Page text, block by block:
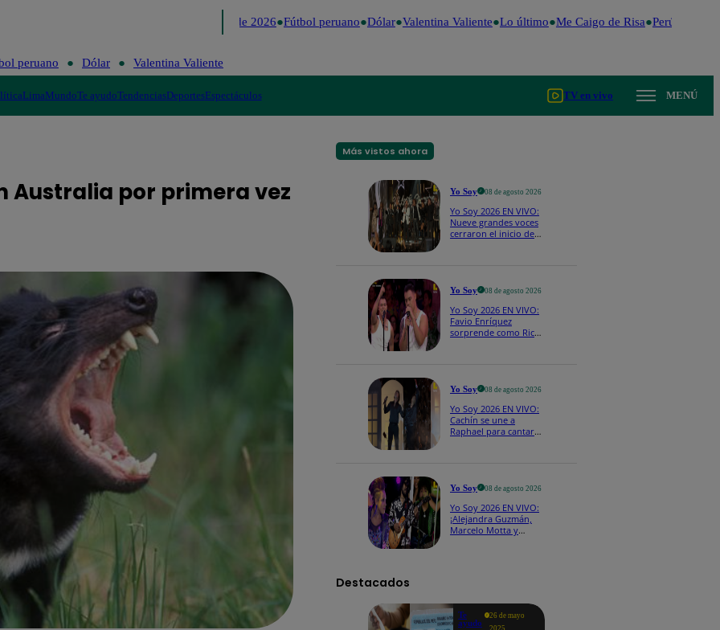
Perú Decide 2026 Fútbol peruano Dólar Valentina Valiente Lo último Me Caigo de Risa Perú Decide
peruano Dólar Valentina Valiente
LimaMundoTe ayudoTendenciasDeportesEspectáculos TV en vivo MENÚ
Australia por primera vez
Más vistos ahora
Yo Soy 08 de agosto 2026
Yo Soy 2026 EN VIVO:
Nueve grandes voces
cerraron el inicio de
Yo Soy 08 de agosto 2026
Yo Soy 2026 EN VIVO:
Favio Enríquez
sorprende como Ricky
Yo Soy 08 de agosto 2026
Yo Soy 2026 EN VIVO:
Cachín se une a
Raphael para cantar
Yo Soy 08 de agosto 2026
Yo Soy 2026 EN VIVO:
¡Alejandra Guzmán,
Marcelo Motta y
Destacados
Te
ayudo
26 de mayo
2025